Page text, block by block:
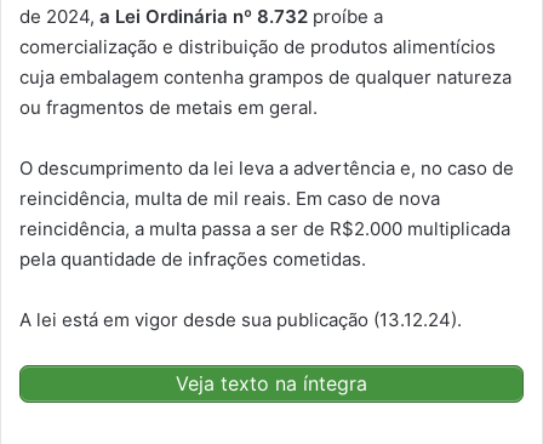
de 2024, a Lei Ordinária nº 8.732 proíbe a
comercialização e distribuição de produtos alimentícios
cuja embalagem contenha grampos de qualquer natureza
ou fragmentos de metais em geral.
O descumprimento da lei leva a advertência e, no caso de
reincidência, multa de mil reais. Em caso de nova
reincidência, a multa passa a ser de R$2.000 multiplicada
pela quantidade de infrações cometidas.
A lei está em vigor desde sua publicação (13.12.24).
Veja texto na íntegra